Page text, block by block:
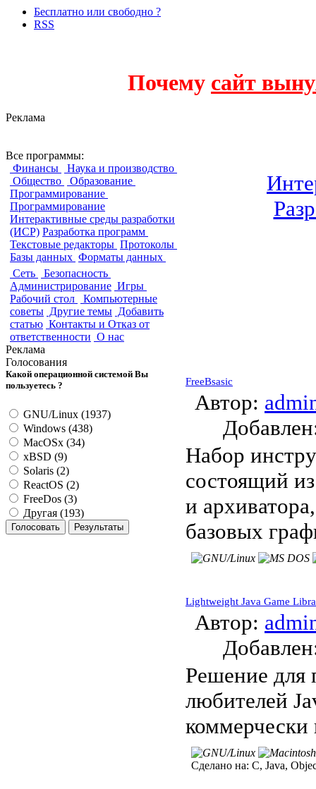
Бесплатно или свободно ?
RSS
Почему сайт
Реклама
Все программы:
Финансы
Наука и производство
Общество
Образование
Программирование
Программирование
Интерактивные среды разработки
(ИСР) Разработка программ
Текстовые редакторы Протоколы
Базы данных Форматы данных
Сеть
Безопасность
Администрирование Игры
Рабочий стол
Компьютерные
советы Другие темы Добавить
статью Контакты и Отказ от
ответственности О нас
Реклама
Голосования
Какой операционной системой Вы
пользуетесь ?
GNU/Linux (1937)
Windows (438)
MacOSx (34)
xBSD (9)
Solaris (2)
ReactOS (2)
FreeDos (3)
Другая (193)
FreeBsasic
Автор:
Набор
состоящий
и
базовых
Lightweight Java Game
Автор:
Решение для
любителей
коммерчески
Сделано на: C, Java,